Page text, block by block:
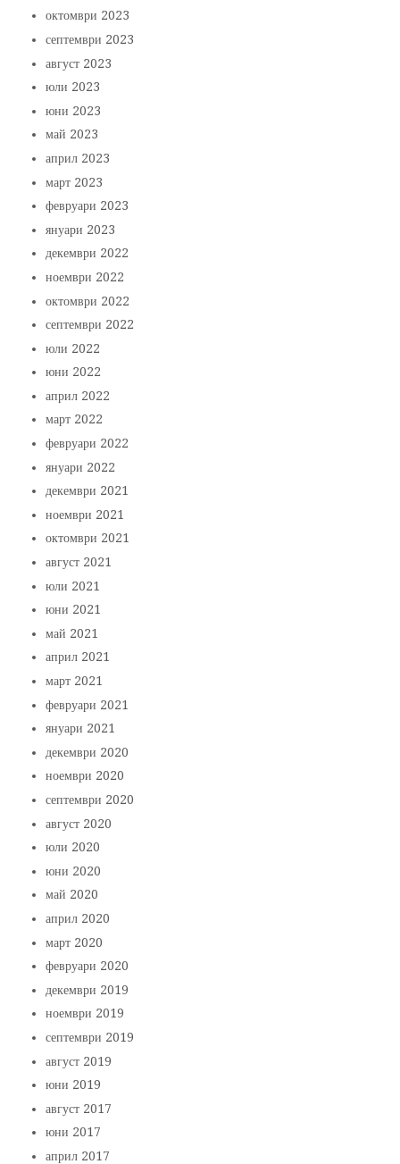
октомври 2023
септември 2023
август 2023
юли 2023
юни 2023
май 2023
април 2023
март 2023
февруари 2023
януари 2023
декември 2022
ноември 2022
октомври 2022
септември 2022
юли 2022
юни 2022
април 2022
март 2022
февруари 2022
януари 2022
декември 2021
ноември 2021
октомври 2021
август 2021
юли 2021
юни 2021
май 2021
април 2021
март 2021
февруари 2021
януари 2021
декември 2020
ноември 2020
септември 2020
август 2020
юли 2020
юни 2020
май 2020
април 2020
март 2020
февруари 2020
декември 2019
ноември 2019
септември 2019
август 2019
юни 2019
август 2017
юни 2017
април 2017